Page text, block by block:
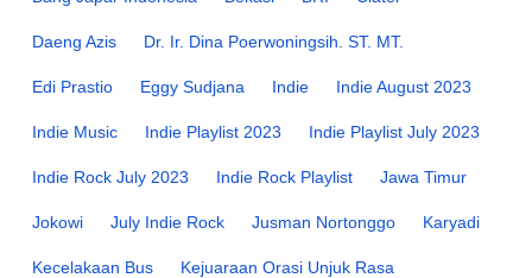
Daeng Azis Dr. Ir. Dina Poerwoningsih. ST. MT.
Edi Prastio Eggy Sudjana Indie Indie August 2023
Indie Music Indie Playlist 2023 Indie Playlist July 2023
Indie Rock July 2023 Indie Rock Playlist Jawa Timur
Jokowi July Indie Rock Jusman Nortonggo Karyadi
Kecelakaan Bus Kejuaraan Orasi Unjuk Rasa